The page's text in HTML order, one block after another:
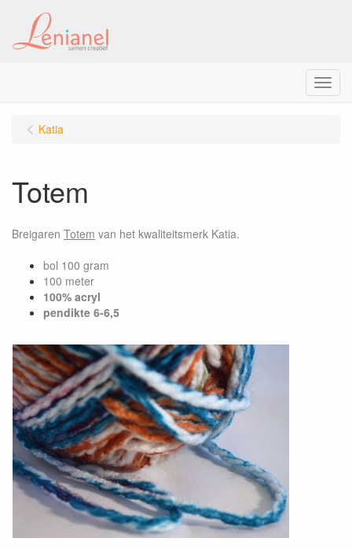
Menu
Katia
Totem
Breigaren Totem van het kwaliteitsmerk Katia.
bol 100 gram
100 meter
100% acryl
pendikte 6-6,5